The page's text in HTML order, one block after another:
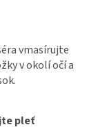
vmasírujte
v okolí očí a
pleť